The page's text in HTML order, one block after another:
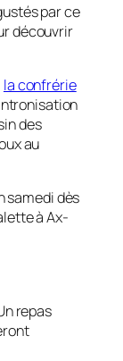
par ce
découvrir
la confrérie
des
au
samedi dès
à Ax-
repas